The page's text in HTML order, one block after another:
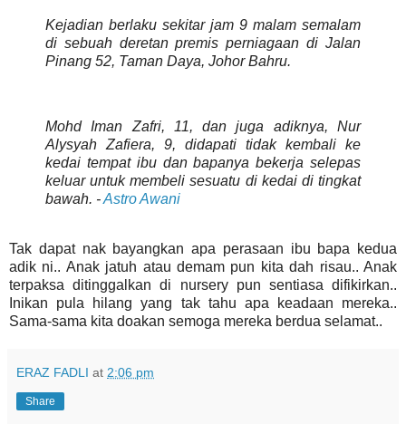
Kejadian berlaku sekitar jam 9 malam semalam
di sebuah deretan premis perniagaan di Jalan
Pinang 52, Taman Daya, Johor Bahru.
Mohd Iman Zafri, 11, dan juga adiknya, Nur
Alysyah Zafiera, 9, didapati tidak kembali ke
kedai tempat ibu dan bapanya bekerja selepas
keluar untuk membeli sesuatu di kedai di tingkat
bawah. -Astro Awani
Tak dapat nak bayangkan apa perasaan ibu bapa kedua
adik ni.. Anak jatuh atau demam pun kita dah risau.. Anak
terpaksa ditinggalkan di nursery pun sentiasa difikirkan..
Inikan pula hilang yang tak tahu apa keadaan mereka..
Sama-sama kita doakan semoga mereka berdua selamat..
ERAZ FADLI at 2:06 pm
Share